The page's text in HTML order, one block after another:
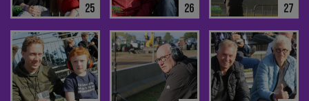
25 26 27